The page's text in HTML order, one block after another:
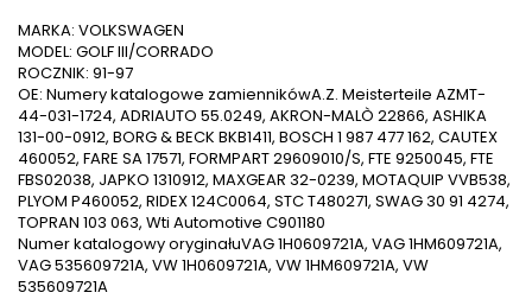
MARKA: VOLKSWAGEN
MODEL: GOLF III/CORRADO
ROCZNIK: 91-97
OE: Numery katalogowe zamiennikówA.Z. Meisterteile AZMT-
44-031-1724, ADRIAUTO 55.0249, AKRON-MALÒ 22866, ASHIKA
131-00-0912, BORG & BECK BKB1411, BOSCH 1 987 477 162, CAUTEX
460052, FARE SA 17571, FORMPART 29609010/S, FTE 9250045, FTE
FBS02038, JAPKO 1310912, MAXGEAR 32-0239, MOTAQUIP VVB538,
PLYOM P460052, RIDEX 124C0064, STC T480271, SWAG 30 91 4274,
TOPRAN 103 063, Wti Automotive C901180
Numer katalogowy oryginałuVAG 1H0609721A, VAG 1HM609721A,
VAG 535609721A, VW 1H0609721A, VW 1HM609721A, VW
535609721A